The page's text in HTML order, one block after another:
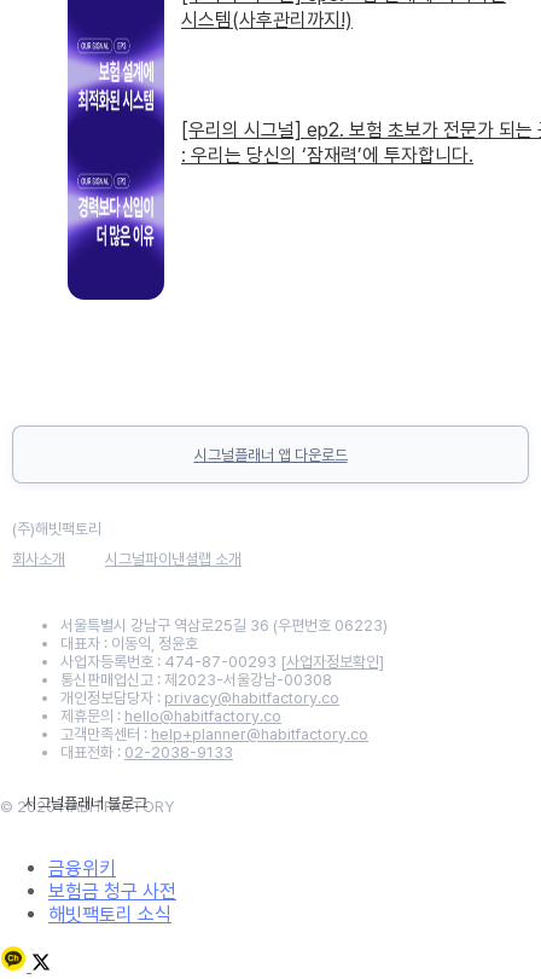
시스템(사후관리까지!)
[우리의 시그널] ep2. 보험 초보가 전문가 되는
: 우리는 당신의 ‘잠재력’에 투자합니다.
시그널플래너 앱 다운로드
(주)해빗팩토리
회사소개
시그널파이낸셜랩 소개
서울특별시 강남구 역삼로25길 36 (우편번호 06223)
대표자 : 이동익, 정윤호
사업자등록번호 : 474-87-00293 [사업자정보확인]
통신판매업신고 : 제2023-서울강남-00308
개인정보담당자 : privacy@habitfactory.co
제휴문의 : hello@habitfactory.co
고객만족센터 : help+planner@habitfactory.co
대표전화 : 02-2038-9133
© 2020 HABITFACTORY
금융위키
보험금 청구 사전
해빗팩토리 소식